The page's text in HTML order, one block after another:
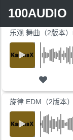
100AUDIO
展开标签
乐观 舞曲（2版本）
旋律 EDM（2版本）